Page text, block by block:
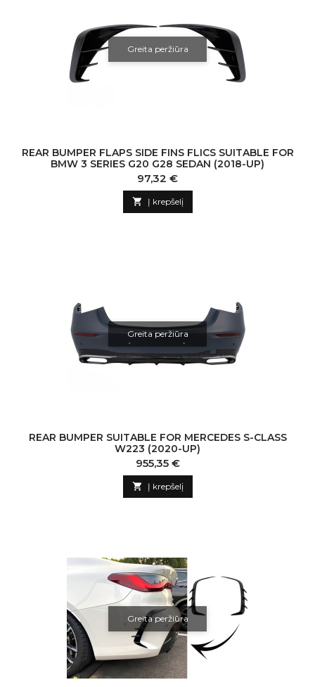
Greita peržiūra
REAR BUMPER FLAPS SIDE FINS FLICS SUITABLE FOR
BMW 3 SERIES G20 G28 SEDAN (2018-UP)
Kaina
97,32 €
 Į krepšelį
Greita peržiūra
REAR BUMPER SUITABLE FOR MERCEDES S-CLASS
W223 (2020-UP)
Kaina
955,35 €
 Į krepšelį
Greita peržiūra